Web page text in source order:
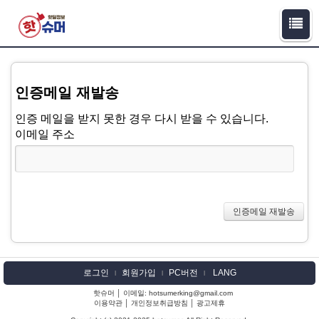
인증메일 재발송
인증 메일을 받지 못한 경우 다시 받을 수 있습니다.
이메일 주소
로그인 l 회원가입 l PC버전 l LANG
핫슈머 │ 이메일: hotsumerking@gmail.com
이용약관
개인정보취급방침 광고제휴